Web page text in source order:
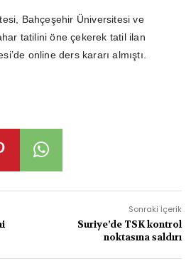
Bahçeşehir Üniversitesi ve
tatilini öne çekerek tatil ilan
online ders kararı almıştı.
Sonraki İçerik
Suriye’de TSK kontrol
noktasına saldırı